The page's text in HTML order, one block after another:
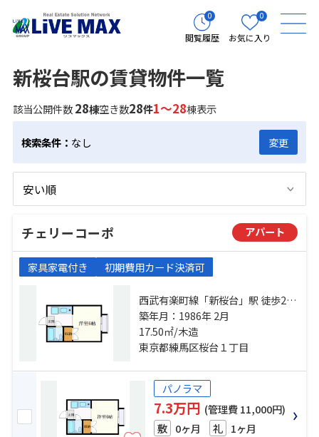
0
閲覧履歴
0
お気に入り
新桜台駅の賃貸物件一覧
該当公開件数28棟空き数28件1～28棟表示
検索条件： なし 変更
チェリーコーポ アパート
家具家電付き 初期費用カード決済可
西武有楽町線「新桜台」駅 徒歩2分
西武池袋線「桜台」駅 徒歩7分 西武
池袋線「江古田」駅 徒歩9分
築年月：1986年 2月
17.50㎡/木造
東京都練馬区桜台１丁目
パノラマ
7.3万円 (管理費 11,000円)
敷 0ヶ月 礼 1ヶ月